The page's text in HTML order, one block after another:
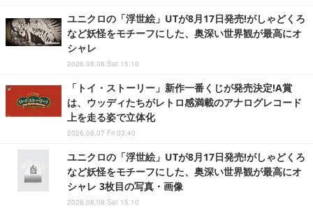
ユニクロの「浮世絵」UTが8月17日発売!がしゃどくろ
など妖怪をモチーフにした、奥深い世界観が最高にオ
シャレ
2026.08.08 Sat 15:10
「トイ・ストーリー」新作一番くじが発売決定!A賞
は、ウッディたちがレトロ感満載のアナログレコード
上を走る姿で立体化
2026.08.07 Fri 03:40
ユニクロの「浮世絵」UTが8月17日発売!がしゃどくろ
など妖怪をモチーフにした、奥深い世界観が最高にオ
シャレ 3枚目の写真・画像
2026.08.08 Sat 15:10